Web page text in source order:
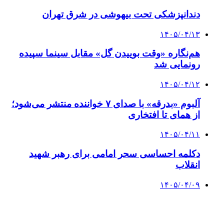
دندانپزشکی تحت بیهوشی در شرق تهران
۱۴۰۵/۰۴/۱۳
هم‌نگاره «وقت بوییدن گل» مقابل سینما سپیده
رونمایی شد
۱۴۰۵/۰۴/۱۲
آلبوم «بدرقه» با صدای ۷ خواننده منتشر می‌شود؛
از همای تا افتخاری
۱۴۰۵/۰۴/۱۱
دکلمه‌ احساسی سحر امامی برای رهبر شهید
انقلاب
۱۴۰۵/۰۴/۰۹